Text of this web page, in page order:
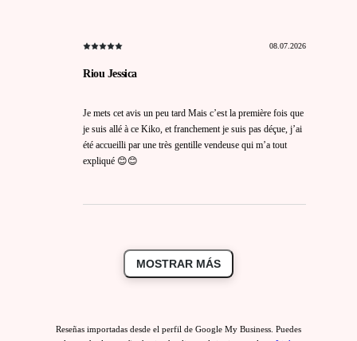
08.07.2026
Riou Jessica
Je mets cet avis un peu tard Mais c’est la première fois que
je suis allé à ce Kiko, et franchement je suis pas déçue, j’ai
été accueilli par une très gentille vendeuse qui m’a tout
expliqué 😊😊
MOSTRAR MÁS
Reseñas importadas desde el perfil de Google My Business. Puedes